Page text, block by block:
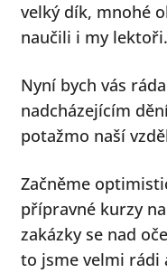
velký dík, mnohé
naučili i my
Nyní bych vás
nadcházejícím
potažmo naší
Začněme
přípravné kurzy
zakázky se nad
to jsme velmi rádi